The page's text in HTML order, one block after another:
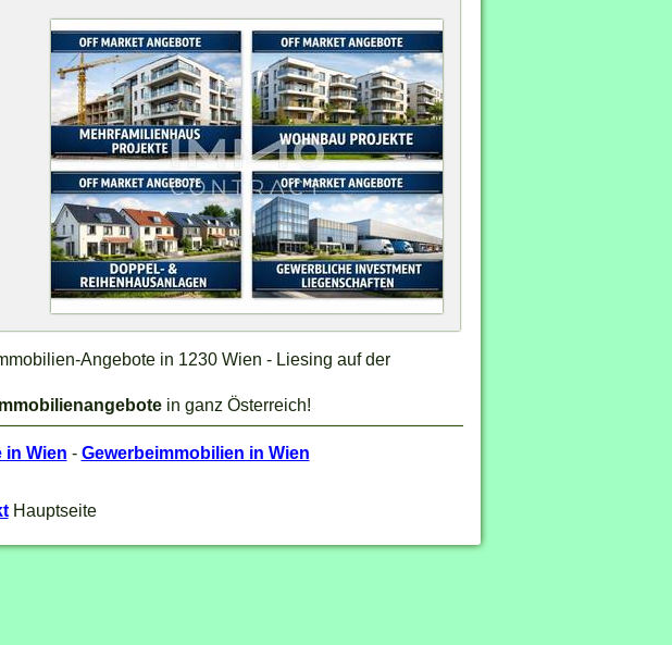
Angebote in 1230 Wien - Liesing auf der
in ganz Österreich!
in Wien - Gewerbeimmobilien in Wien
Hauptseite